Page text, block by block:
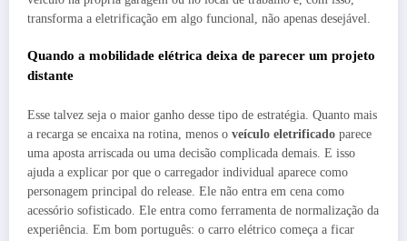
transforma a eletrificação em algo funcional, não apenas desejável.
Quando a mobilidade elétrica deixa de parecer um projeto
distante
Esse talvez seja o maior ganho desse tipo de estratégia. Quanto mais
a recarga se encaixa na rotina, menos o veículo eletrificado parece
uma aposta arriscada ou uma decisão complicada demais. E isso
ajuda a explicar por que o carregador individual aparece como
personagem principal do release. Ele não entra em cena como
acessório sofisticado. Ele entra como ferramenta de normalização da
experiência. Em bom português: o carro elétrico começa a ficar